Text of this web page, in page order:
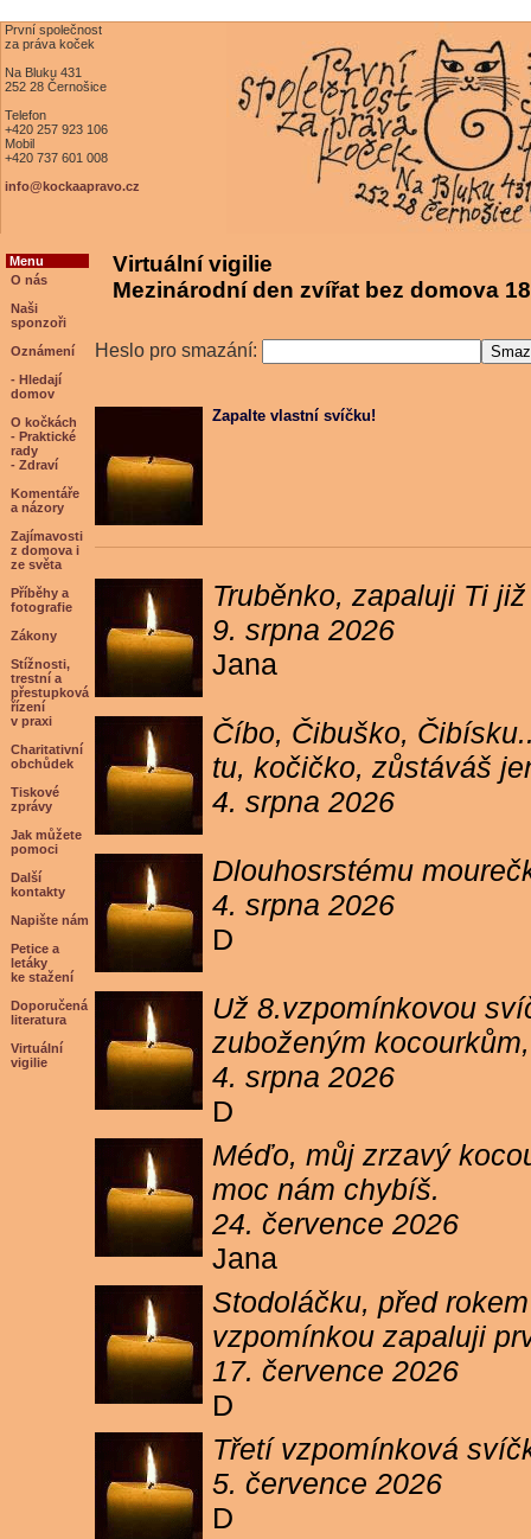
První společnost
za práva koček
Na Bluku 431
252 28 Černošice
Telefon
+420 257 923 106
Mobil
+420 737 601 008
info@kockaapravo.cz
Menu
O nás
Naši
sponzoři
Oznámení
- Hledají
domov
O kočkách
- Praktické
rady
- Zdraví
Komentáře
a názory
Zajímavosti
z domova i
ze světa
Příběhy a
fotografie
Zákony
Stížnosti,
trestní a
přestupková
řízení
v praxi
Charitativní
obchůdek
Tiskové
zprávy
Jak můžete
pomoci
Další
kontakty
Napište nám
Petice a
letáky
ke stažení
Doporučená
literatura
Virtuální
vigilie
Virtuální vigilie
Mezinárodní den zvířat bez domova
Heslo pro smazání:
Zapalte vlastní svíčku!
Truběnko, zapaluji Ti
9. srpna 2026
Jana
Číbo, Čibuško,
tu, kočičko, zůstáváš
4. srpna 2026
Dlouhosrstému
4. srpna 2026
D
Už 8.vzpomínkovou
zuboženým
4. srpna 2026
D
Méďo, můj zrzavý
moc nám chybíš.
24. července 2026
Jana
Stodoláčku, před
vzpomínkou zapaluji
17. července 2026
D
Třetí vzpomínková
5. července 2026
D